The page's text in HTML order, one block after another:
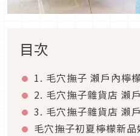
目次
1. 毛穴撫子 瀨戶內檸
2. 毛穴撫子雜貨店 瀨
3. 毛穴撫子雜貨店 瀨
毛穴撫子初夏檸檬新